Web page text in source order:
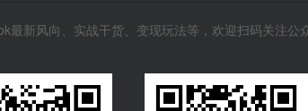
新风向、实战干货、变现玩法等，欢迎扫码关注公